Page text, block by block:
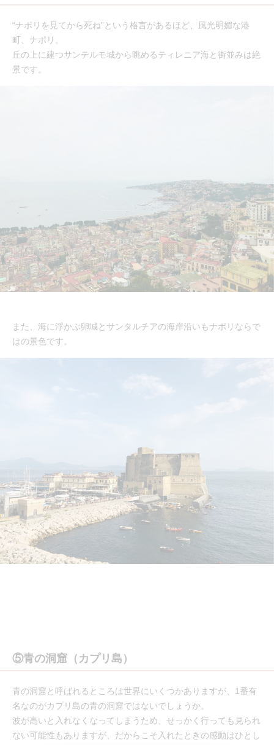
“ナポリを見てから死ね”という格言があるほど、風光明媚な港
町、ナポリ。
丘の上に建つサンテルモ城から眺めるティレニア海と街並みは絶
景です。
また、海に浮かぶ卵城とサンタルチアの海岸沿いもナポリならで
はの景色です。
⑤青の洞窟（カプリ島）
青の洞窟と呼ばれるところは世界にいくつかありますが、1番有
名なのがカプリ島の青の洞窟ではないでしょうか。
波が高いと入れなくなってしまうため、せっかく行っても見られ
ない可能性もありますが、だからこそ入れたときの感動はひとし